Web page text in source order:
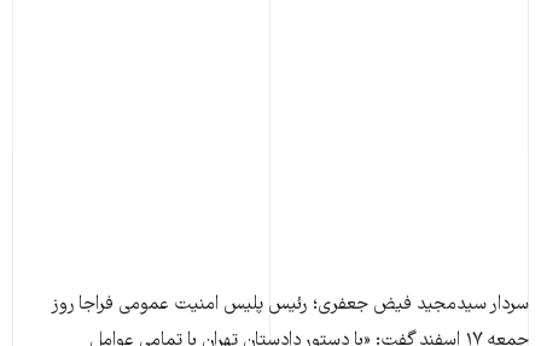
سردار سیدمجید فیض جعفری؛ رئیس پلیس امنیت عمومی فراجا روز